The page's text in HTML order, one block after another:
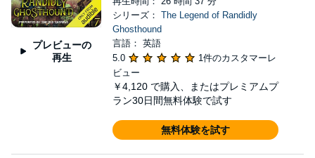
プレビューの
再生
シリーズ： The Legend of Randidly
Ghosthound
言語： 英語
5.0
1件のカスタマーレ
ビュー
￥4,120 で購入、またはプレミアムプ
ラン30日間無料体験で試す
無料体験を試す